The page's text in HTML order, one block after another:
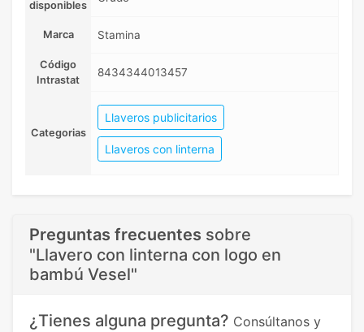
disponibles
Marca Stamina
Código
Intrastat
8434344013457
Categorias
Llaveros publicitarios
Llaveros con linterna
Preguntas frecuentes sobre
"Llavero con linterna con logo en
bambú Vesel"
¿Tienes alguna pregunta? Consúltanos y